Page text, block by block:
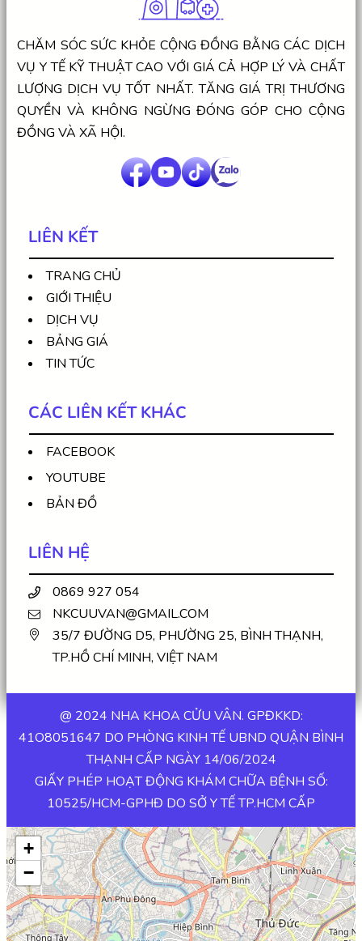
CHĂM SÓC SỨC KHỎE CỘNG ĐỒNG BẰNG CÁC DỊCH
VỤ Y TẾ KỸ THUẬT CAO VỚI GIÁ CẢ HỢP LÝ VÀ CHẤT
LƯỢNG DỊCH VỤ TỐT NHẤT. TĂNG GIÁ TRỊ THƯƠNG
QUYỀN VÀ KHÔNG NGỪNG ĐÓNG GÓP CHO CỘNG
ĐỒNG VÀ XÃ HỘI.
LIÊN KẾT
TRANG CHỦ
GIỚI THIỆU
DỊCH VỤ
BẢNG GIÁ
TIN TỨC
CÁC LIÊN KẾT KHÁC
FACEBOOK
YOUTUBE
BẢN ĐỒ
LIÊN HỆ
0869 927 054
NKCUUVAN@GMAIL.COM
35/7 ĐƯỜNG D5, PHƯỜNG 25, BÌNH THẠNH,
TP.HỒ CHÍ MINH, VIỆT NAM
@ 2024 NHA KHOA CỬU VÂN. GPĐKKD:
41O8051647 DO PHÒNG KINH TẾ UBND QUẬN BÌNH
THẠNH CẤP NGÀY 14/06/2024
GIẤY PHÉP HOẠT ĐỘNG KHÁM CHỮA BỆNH SỐ:
10525/HCM-GPHĐ DO SỞ Y TẾ TP.HCM CẤP
+
−